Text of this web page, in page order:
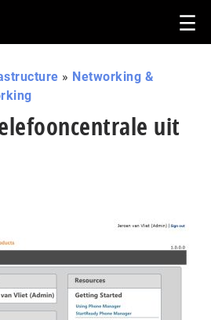
» Networking &
uit